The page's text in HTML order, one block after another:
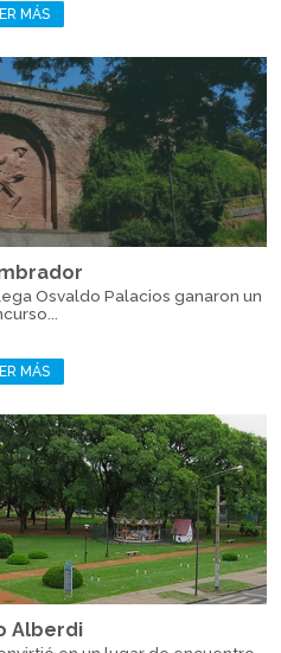
MÁS
Osvaldo Palacios ganaron un
MÁS
Alberdi